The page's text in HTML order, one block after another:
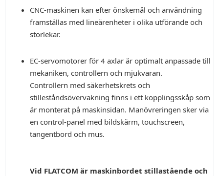
CNC-maskinen kan efter önskemål och användning
framställas med lineärenheter i olika utförande och
storlekar.
EC-servomotorer för 4 axlar är optimalt anpassade till
mekaniken, controllern och mjukvaran.
Controllern med säkerhetskrets och
stilleståndsövervakning finns i ett kopplingsskåp som
är monterat på maskinsidan. Manövreringen sker via
en control-panel med bildskärm, touchscreen,
tangentbord och mus.
Vid FLATCOM är maskinbordet stillastående och